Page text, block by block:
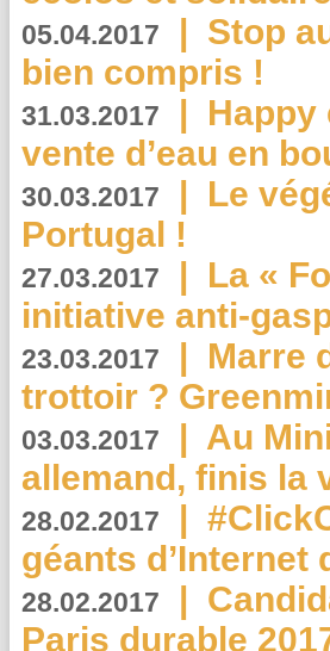
05.04.2017 | Stop
bien compris !
31.03.2017 | Happy
vente d’eau en
30.03.2017 | Le
Portugal !
27.03.2017 | La «
initiative anti-
23.03.2017 | Marre
trottoir ?
03.03.2017 | Au
allemand, finis la
28.02.2017 |
géants d’Internet
28.02.2017 |
Paris durable